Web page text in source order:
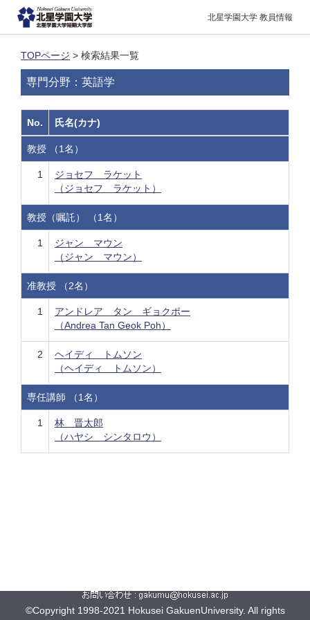
北星学園大学 教員情報
TOPページ > 検索結果一覧
専門分野：英語学
No. 氏名(カナ)
教授 （1名）
1
ジョセフ ラケット
（ジョセフ ラケット）
教授（嘱託） （1名）
1
ジャン マウン
（ジャン マウン）
准教授 （2名）
1
アンドレア タン ギョクポー
（Andrea Tan Geok Poh）
2
ヘイディ トムソン
（ヘイディ トムソン）
専任講師 （1名）
1
林 晋太郎
（ハヤシ シンタロウ）
©Copyright 1998-2021 Hokusei GakuenUniversity. All rights